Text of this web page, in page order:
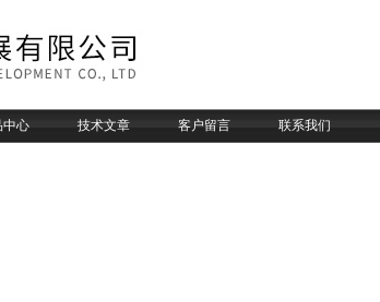
中心 技术文章 客户留言 联系我们